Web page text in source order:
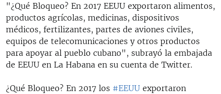
"¿Qué Bloqueo? En 2017 EEUU exportaron alimentos,
productos agrícolas, medicinas, dispositivos
médicos, fertilizantes, partes de aviones civiles,
equipos de telecomunicaciones y otros productos
para apoyar al pueblo cubano", subrayó la embajada
de EEUU en La Habana en su cuenta de Twitter.
¿Qué Bloqueo? En 2017 los #EEUU exportaron